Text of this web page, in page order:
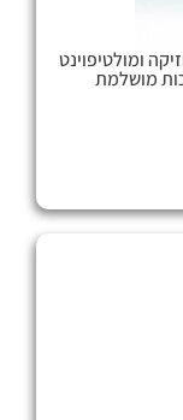
ומולטיפוינט